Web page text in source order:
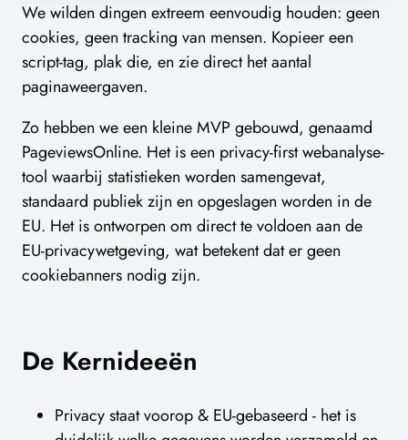
We wilden dingen extreem eenvoudig houden: geen
cookies, geen tracking van mensen. Kopieer een
script-tag, plak die, en zie direct het aantal
paginaweergaven.
Zo hebben we een kleine MVP gebouwd, genaamd
PageviewsOnline. Het is een privacy-first webanalyse-
tool waarbij statistieken worden samengevat,
standaard publiek zijn en opgeslagen worden in de
EU. Het is ontworpen om direct te voldoen aan de
EU-privacywetgeving, wat betekent dat er geen
cookiebanners nodig zijn.
De Kernideeën
Privacy staat voorop & EU-gebaseerd - het is